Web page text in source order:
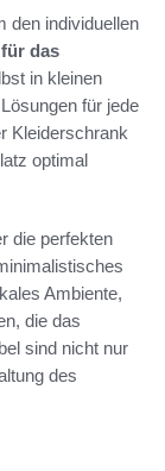
den individuellen
das
in kleinen
für jede
Kleiderschrank
optimal
die perfekten
Ambiente,
die das
sind nicht nur
des